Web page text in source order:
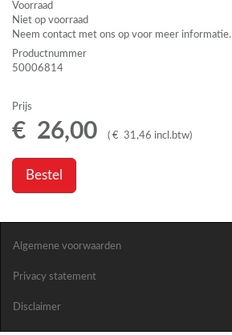
Voorraad
Niet op voorraad
Neem contact met ons op voor meer informatie.
Productnummer
50006814
Prijs
€ 26,00 ( € 31,46 incl.btw)
Bestel
Algemene voorwaarden
Privacy statement
Disclaimer